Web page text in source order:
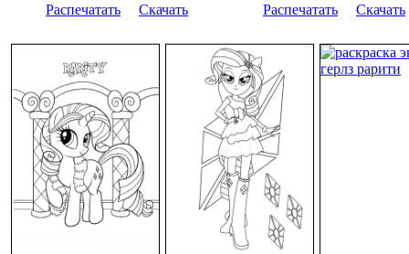
Распечатать Скачать Распечатать Скачать